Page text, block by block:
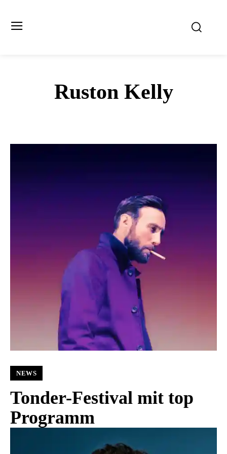
Ruston Kelly
NEWS
Tonder-Festival mit top
Programm